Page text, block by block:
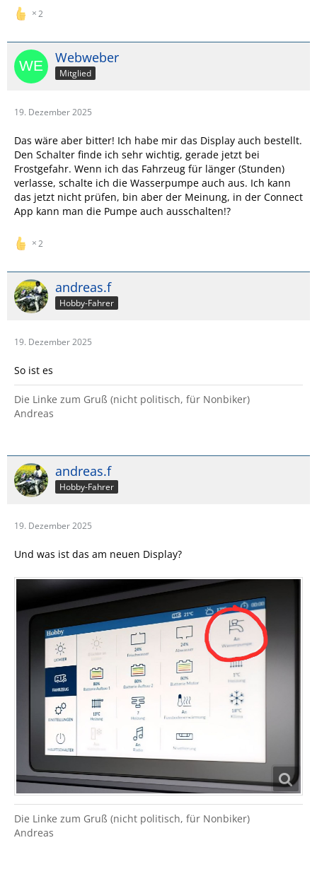
2
Webweber
Mitglied
19. Dezember 2025
Das wäre aber bitter! Ich habe mir das Display auch bestellt.
Den Schalter finde ich sehr wichtig, gerade jetzt bei
Frostgefahr. Wenn ich das Fahrzeug für länger (Stunden)
verlasse, schalte ich die Wasserpumpe auch aus. Ich kann
das jetzt nicht prüfen, bin aber der Meinung, in der Connect
App kann man die Pumpe auch ausschalten!?
2
andreas.f
Hobby-Fahrer
19. Dezember 2025
So ist es
Die Linke zum Gruß (nicht politisch, für Nonbiker)
Andreas
andreas.f
Hobby-Fahrer
19. Dezember 2025
Und was ist das am neuen Display?
Die Linke zum Gruß (nicht politisch, für Nonbiker)
Andreas